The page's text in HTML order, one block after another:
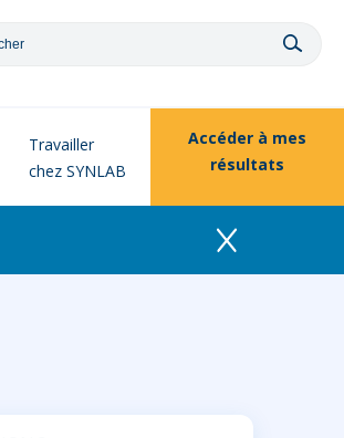
Travailler
chez SYNLAB
Accéder à mes
résultats